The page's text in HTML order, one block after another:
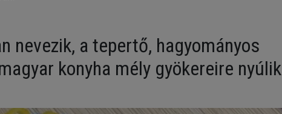
nevezik, a tepertő, hagyományos
konyha mély gyökereire nyúlik